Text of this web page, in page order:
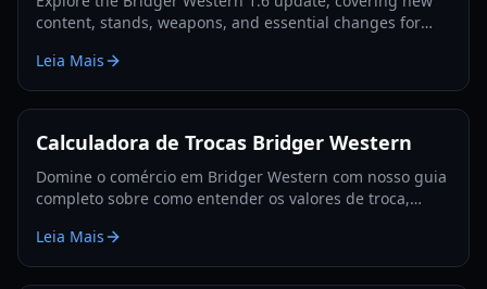
content, stands, weapons, and essential changes for
Leia Mais
Calculadora de Trocas Bridger Western
Domine o comércio em Bridger Western com nosso guia
completo sobre como entender os valores de troca,
informadas.
Leia Mais